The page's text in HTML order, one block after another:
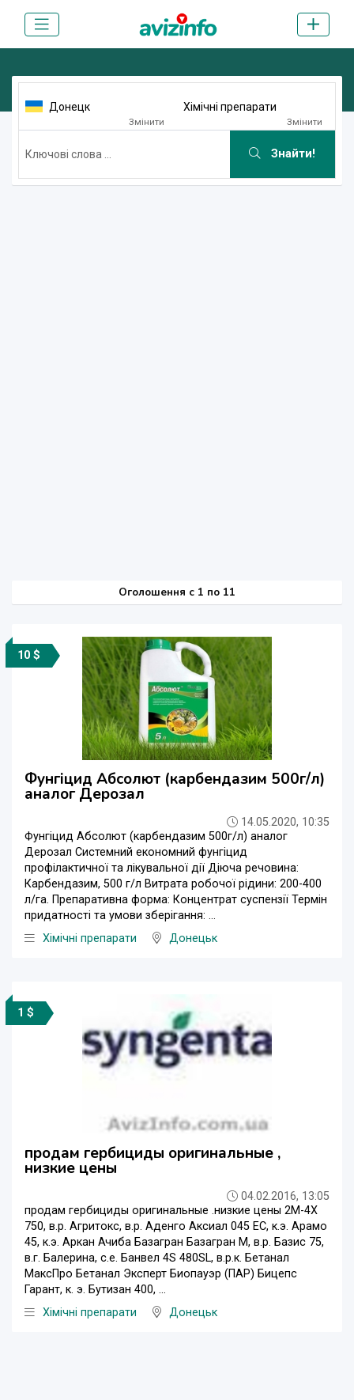
Донецк
Змінити
Хімічні препарати
Змінити
Знайти!
Оголошення c 1 по 11
10 $
Фунгіцид Абсолют (карбендазим 500г/л)
аналог Дерозал
14.05.2020, 10:35
Фунгіцид Абсолют (карбендазим 500г/л) аналог
Дерозал Системний економний фунгіцид
профілактичної та лікувальної дії Діюча речовина:
Карбендазим, 500 г/л Витрата робочої рідини: 200-400
л/га. Препаративна форма: Концентрат суспензії Термін
придатності та умови зберігання: ...
Хімічні препарати
Донецьк
1 $
продам гербициды оригинальные ,
низкие цены
04.02.2016, 13:05
продам гербициды оригинальные .низкие цены 2М-4Х
750, в.р. Агритокс, в.р. Аденго Аксиал 045 ЕС, к.э. Арамо
45, к.э. Аркан Ачиба Базагран Базагран М, в.р. Базис 75,
в.г. Балерина, с.е. Банвел 4S 480SL, в.р.к. Бетанал
МаксПро Бетанал Эксперт Биопауэр (ПАР) Бицепс
Гарант, к. э. Бутизан 400, ...
Хімічні препарати
Донецьк